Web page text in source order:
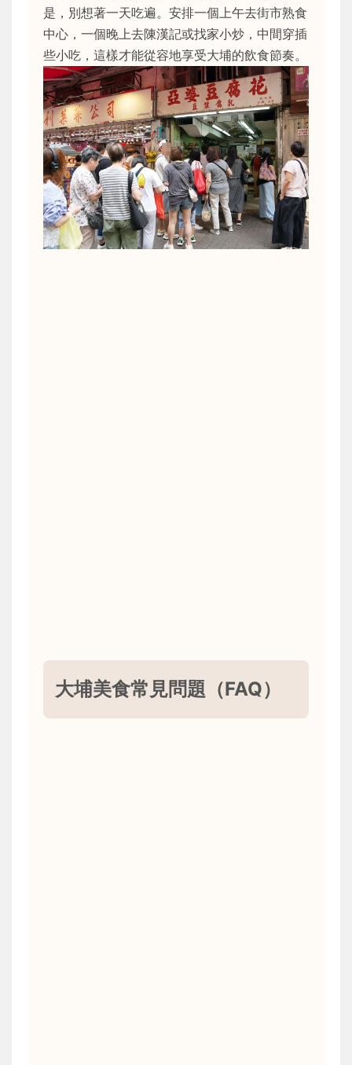
是，別想著一天吃遍。安排一個上午去街市熟食
中心，一個晚上去陳漢記或找家小炒，中間穿插
些小吃，這樣才能從容地享受大埔的飲食節奏。
大埔美食常見問題（FAQ）